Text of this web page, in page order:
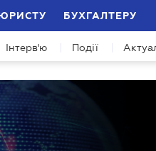
БУХГАЛТЕРУ
Інтерв'ю Події